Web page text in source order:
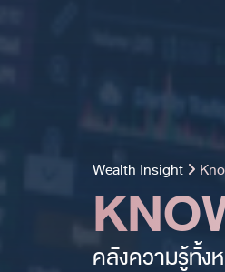
Wealth Insight
คลังความรู้ทั้ง